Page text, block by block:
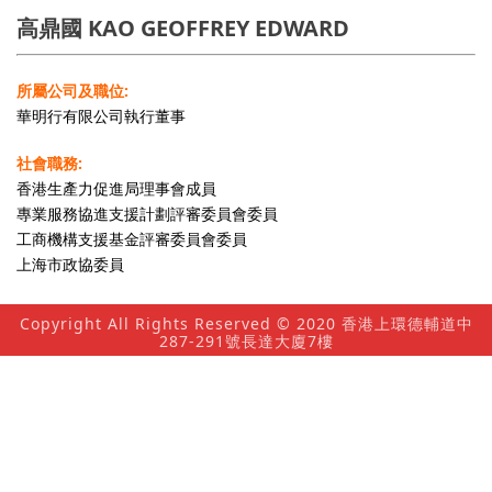
高鼎國 KAO GEOFFREY EDWARD
所屬公司及職位:
華明行有限公司執行董事
社會職務:
香港生產力促進局理事會成員
專業服務協進支援計劃評審委員會委員
工商機構支援基金評審委員會委員
上海市政協委員
Copyright All Rights Reserved © 2020 香港上環德輔道中
287-291號長達大廈7樓